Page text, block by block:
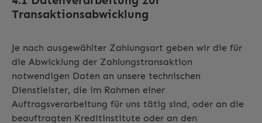
Transaktionsabwicklung
Je nach ausgewählter Zahlungsart geben wir die für
die Abwicklung der Zahlungstransaktion
notwendigen Daten an unsere technischen
Dienstleister, die im Rahmen einer
Auftragsverarbeitung für uns tätig sind, oder an die
beauftragten Kreditinstitute oder an den